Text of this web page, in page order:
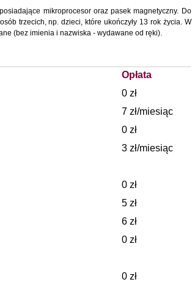
mikroprocesor oraz pasek magnetyczny. Do
trzecich, np. dzieci, które ukończyły 13 rok życia. W
(bez imienia i nazwiska - wydawane od ręki).
Opłata
0 zł
7 zł/miesiąc
0 zł
3 zł/miesiąc
0 zł
5 zł
6 zł
0 zł
0 zł